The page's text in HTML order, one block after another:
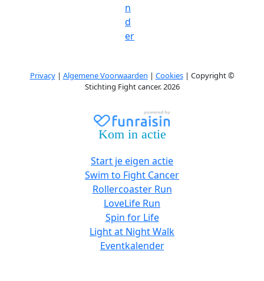
n
d
er
Privacy| Algemene Voorwaarden | Cookies| Copyright ©
Stichting Fight cancer. 2026
Kom in actie
Start je eigen actie
Swim to Fight Cancer
Rollercoaster Run
LoveLife Run
Spin for Life
Light at Night Walk
Eventkalender